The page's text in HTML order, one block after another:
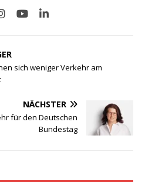
sich weniger Verkehr am
NÄCHSTER
für den Deutschen
Bundestag